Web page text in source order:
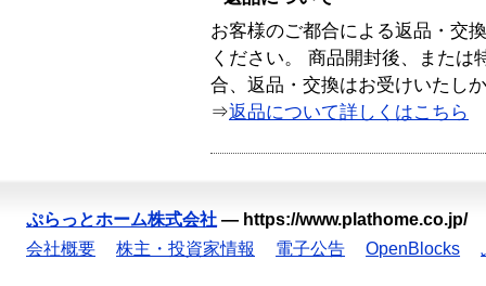
お客様のご都合による返品・交
ください。 商品開封後、または
合、返品・交換はお受けいたし
⇒返品について詳しくはこちら
ぷらっとホーム株式会社 — https://www.plathome.co.jp/
会社概要
株主・投資家情報 電子公告 OpenBlocks